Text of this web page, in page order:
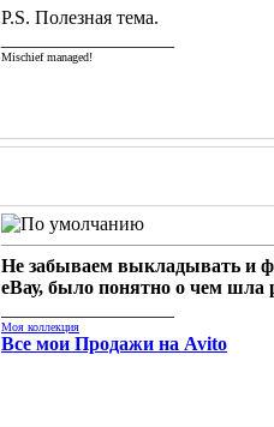
P.S. Полезная тема.
Mischief managed!
Не забываем выкладывать и
еВау, было понятно о чем шла
Моя коллекция
Все мои Продажи на Avito